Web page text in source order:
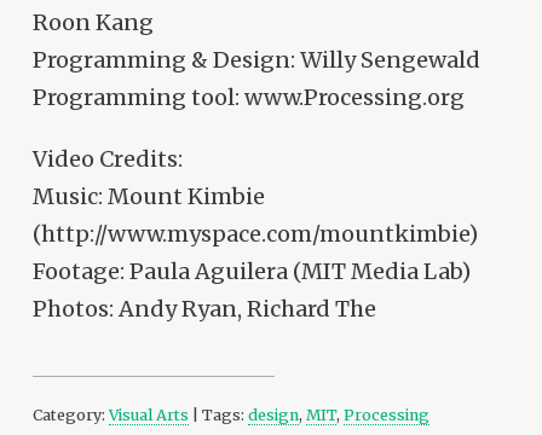
Roon Kang
Programming & Design: Willy Sengewald
Programming tool: www.Processing.org
Video Credits:
Music: Mount Kimbie
(http://www.myspace.com/mountkimbie)
Footage: Paula Aguilera (MIT Media Lab)
Photos: Andy Ryan, Richard The
Category:Visual Arts | Tags:design,MIT,Processing